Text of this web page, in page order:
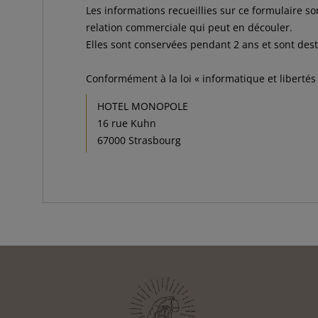
Les informations recueillies sur ce formulaire
relation commerciale qui peut en découler.
Elles sont conservées pendant 2 ans et sont
Conformément à la loi « informatique et
HOTEL MONOPOLE
16 rue Kuhn
67000 Strasbourg